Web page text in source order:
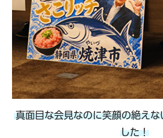
真面目な会見なのに笑顔の絶え
した！